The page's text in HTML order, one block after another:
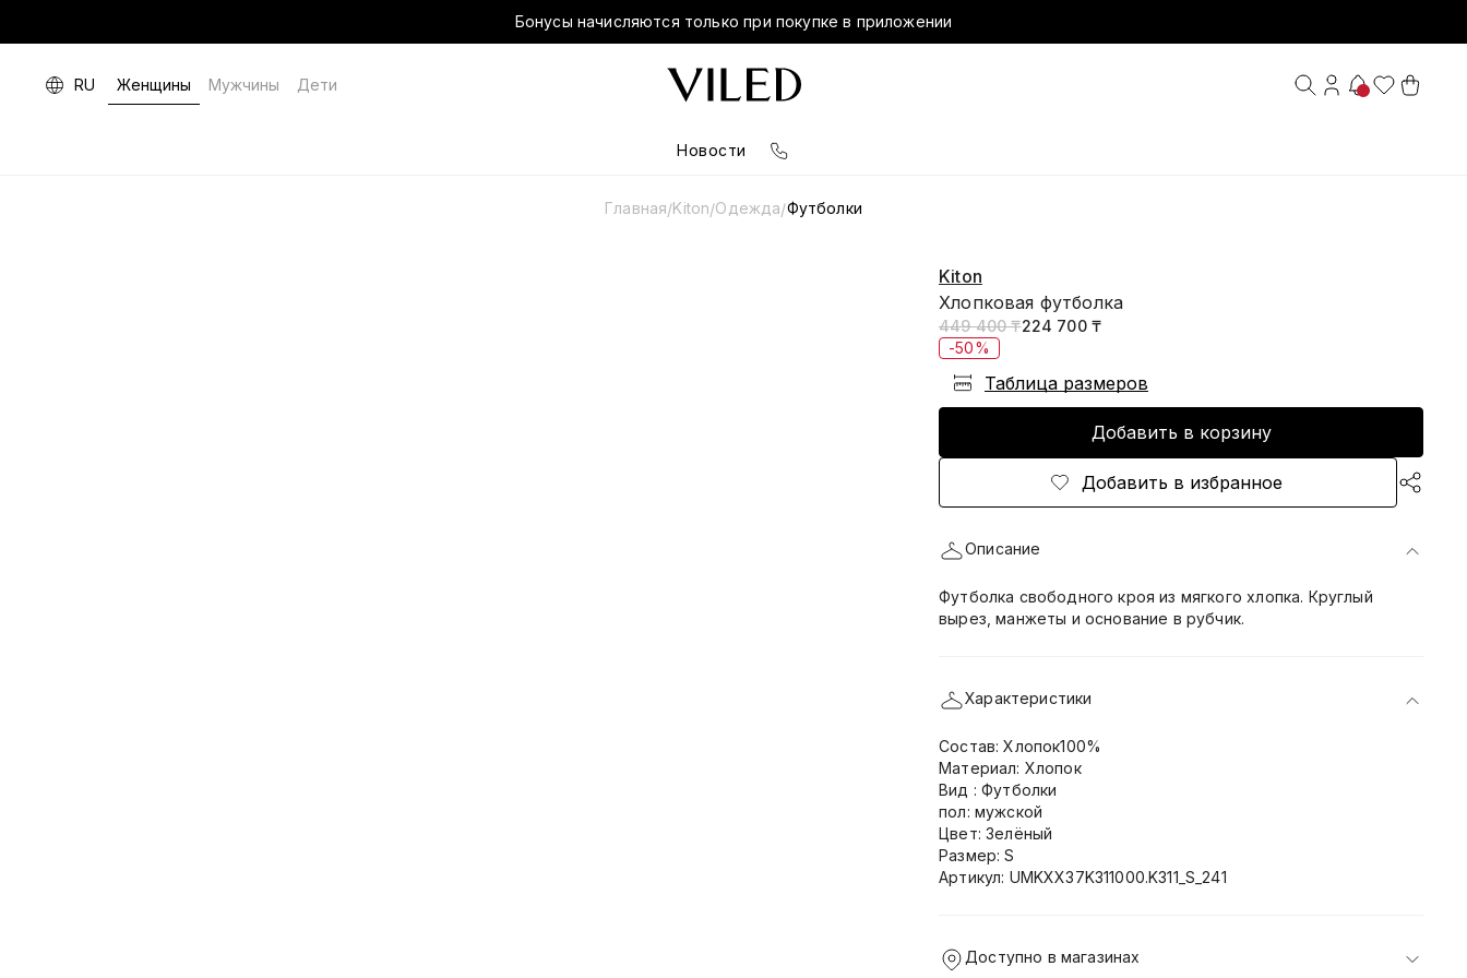
Бонусы начисляются только при покупке в приложении
RU Женщины Мужчины Дети
Новости
Главная/Kiton/Одежда/Футболки
Kiton
Хлопковая футболка
449 400 ₸224 700 ₸
-50%
Таблица размеров
Добавить в корзину
Добавить в избранное
Описание
Футболка свободного кроя из мягкого хлопка. Круглый
вырез, манжеты и основание в рубчик.
Характеристики
Состав: Хлопок100%
Материал: Хлопок
Вид : Футболки
пол: мужской
Цвет: Зелёный
Размер: S
Артикул: UMKXX37K311000.K311_S_241
Доступно в магазинах